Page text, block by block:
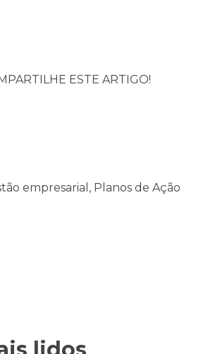
ESTE ARTIGO!
empresarial, Planos de Ação